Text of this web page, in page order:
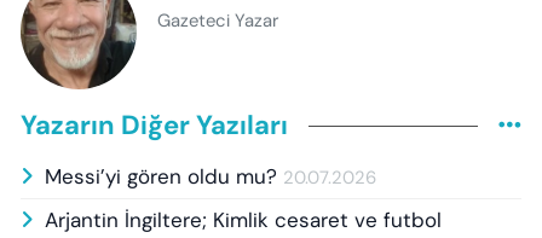
Gazeteci Yazar
Yazarın Diğer Yazıları
Messi’yi gören oldu mu? 20.07.2026
Arjantin İngiltere; Kimlik cesaret ve futbol